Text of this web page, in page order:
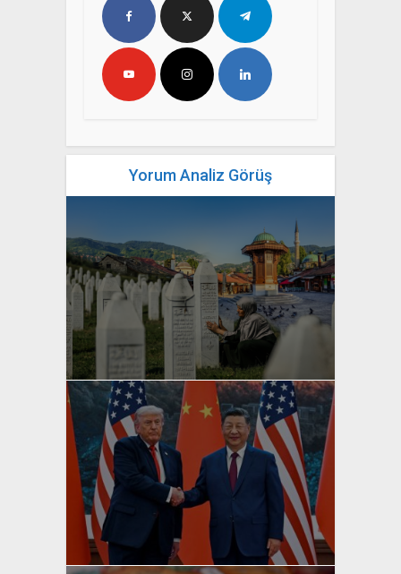
Yorum Analiz Görüş
yazan
Bahri Ak
yazan
Bahri Ak